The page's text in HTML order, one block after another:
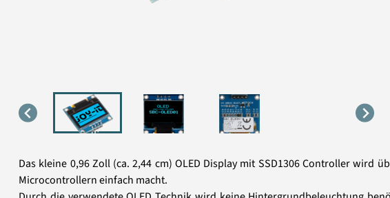
Das kleine 0,96 Zoll (ca. 2,44 cm) OLED Display mit SSD1306 Controller
Microcontrollern einfach macht.